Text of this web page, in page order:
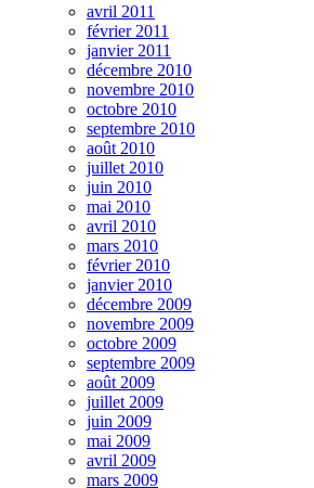
avril 2011
février 2011
janvier 2011
décembre 2010
novembre 2010
octobre 2010
septembre 2010
août 2010
juillet 2010
juin 2010
mai 2010
avril 2010
mars 2010
février 2010
janvier 2010
décembre 2009
novembre 2009
octobre 2009
septembre 2009
août 2009
juillet 2009
juin 2009
mai 2009
avril 2009
mars 2009